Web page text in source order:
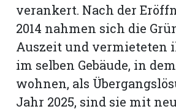
verankert. Nach der
2014 nahmen sich die
Auszeit und vermieteten
im selben Gebäude, in
wohnen, als
Jahr 2025, sind sie mit